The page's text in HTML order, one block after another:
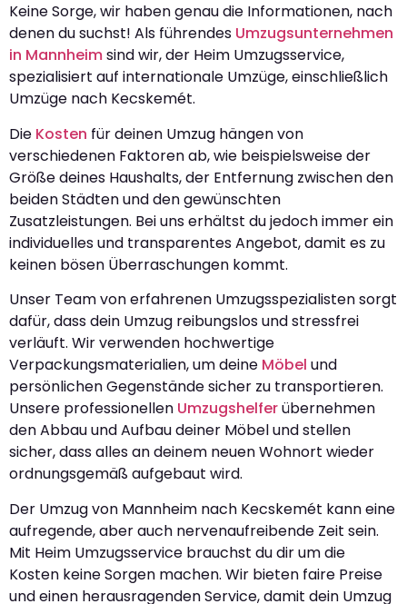
Keine Sorge, wir haben genau die Informationen, nach
denen du suchst! Als führendes Umzugsunternehmen
in Mannheimsind wir, der Heim Umzugsservice,
spezialisiert auf internationale Umzüge, einschließlich
Umzüge nach Kecskemét.
Die Kosten für deinen Umzug hängen von
verschiedenen Faktoren ab, wie beispielsweise der
Größe deines Haushalts, der Entfernung zwischen den
beiden Städten und den gewünschten
Zusatzleistungen. Bei uns erhältst du jedoch immer ein
individuelles und transparentes Angebot, damit es zu
keinen bösen Überraschungen kommt.
Unser Team von erfahrenen Umzugsspezialisten sorgt
dafür, dass dein Umzug reibungslos und stressfrei
verläuft. Wir verwenden hochwertige
Verpackungsmaterialien, um deine Möbel und
persönlichen Gegenstände sicher zu transportieren.
Unsere professionellen Umzugshelferübernehmen
den Abbau und Aufbau deiner Möbel und stellen
sicher, dass alles an deinem neuen Wohnort wieder
ordnungsgemäß aufgebaut wird.
Der Umzug von Mannheim nach Kecskemét kann eine
aufregende, aber auch nervenaufreibende Zeit sein.
Mit Heim Umzugsservice brauchst du dir um die
Kosten keine Sorgen machen. Wir bieten faire Preise
und einen herausragenden Service, damit dein Umzug